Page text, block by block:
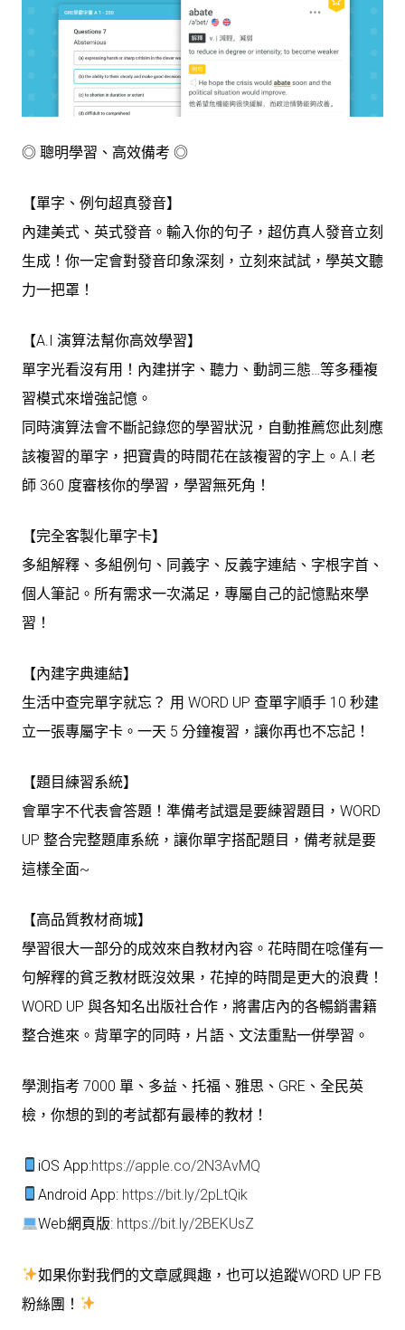
◎ 聰明學習、高效備考 ◎
【單字、例句超真發音】
內建美式、英式發音。輸入你的句子，超仿真人發音立刻
生成！你一定會對發音印象深刻，立刻來試試，學英文聽
力一把罩！
【A.I 演算法幫你高效學習】
單字光看沒有用！內建拼字、聽力、動詞三態…等多種複
習模式來增強記憶。
同時演算法會不斷記錄您的學習狀況，自動推薦您此刻應
該複習的單字，把寶貴的時間花在該複習的字上。A.I 老
師 360 度審核你的學習，學習無死角！
【完全客製化單字卡】
多組解釋、多組例句、同義字、反義字連結、字根字首、
個人筆記。所有需求一次滿足，專屬自己的記憶點來學
習！
【內建字典連結】
生活中查完單字就忘？ 用 WORD UP 查單字順手 10 秒建
立一張專屬字卡。一天 5 分鐘複習，讓你再也不忘記！
【題目練習系統】
會單字不代表會答題！準備考試還是要練習題目，WORD
UP 整合完整題庫系統，讓你單字搭配題目，備考就是要
這樣全面~
【高品質教材商城】
學習很大一部分的成效來自教材內容。花時間在唸僅有一
句解釋的貧乏教材既沒效果，花掉的時間是更大的浪費！
WORD UP 與各知名出版社合作，將書店內的各暢銷書籍
整合進來。背單字的同時，片語、文法重點一併學習。
學測指考 7000 單、多益、托福、雅思、GRE、全民英
檢，你想的到的考試都有最棒的教材！
iOS App:https://apple.co/2N3AvMQ
Android App: https://bit.ly/2pLtQik
Web網頁版: https://bit.ly/2BEKUsZ
如果你對我們的文章感興趣，也可以追蹤WORD UP FB
粉絲團！